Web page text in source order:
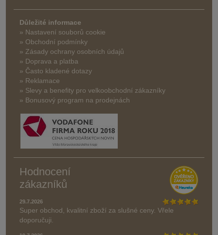
Důležité informace
» Nastavení souborů cookie
» Obchodní podmínky
» Zásady ochrany osobních údajů
» Doprava a platba
» Často kladené dotazy
» Reklamace
» Slevy a benefity pro velkoobchodní zákazníky
» Bonusový program na prodejnách
Hodnocení
zákazníků
29.7.2026
Super obchod, kvalitní zboží za slušné ceny. Vřele
doporučuji.